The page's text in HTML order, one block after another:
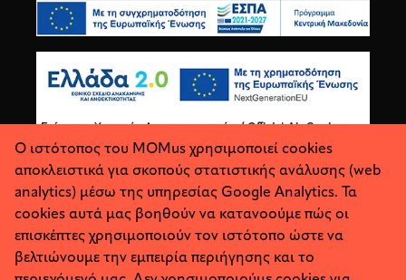
Ο ιστότοπος του MOMus χρησιμοποιεί cookies
αποκλειστικά για σκοπούς στατιστικής ανάλυσης (web
analytics) μέσω της υπηρεσίας Google Analytics. Τα
cookies αυτά μας βοηθούν να κατανοούμε πώς οι
επισκέπτες χρησιμοποιούν τον ιστότοπο ώστε να
βελτιώνουμε την εμπειρία περιήγησης και το